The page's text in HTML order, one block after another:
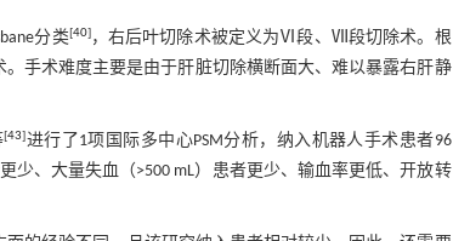
分类[40]，右后叶切除术被定义为Ⅵ段、Ⅶ段切除术。根
。手术难度主要是由于肝脏切除横断面大、难以暴露右肝静
[43]进行了1项国际多中心PSM分析，纳入机器人手术患者96
、大量失血（>500 mL）患者更少、输血率更低、开放转